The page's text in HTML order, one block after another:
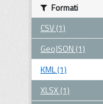
Formati
CSV (1)
GeoJSON (1)
KML (1)
XLSX (1)